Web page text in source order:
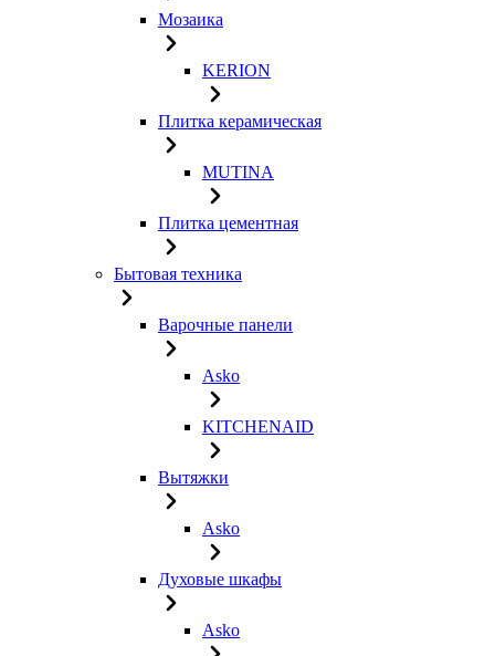
Мозаика
KERION
Плитка керамическая
MUTINA
Плитка цементная
Бытовая техника
Варочные панели
Asko
KITCHENAID
Вытяжки
Asko
Духовые шкафы
Asko